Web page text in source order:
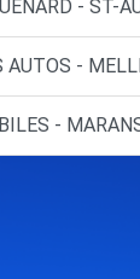
- ST-
-
-